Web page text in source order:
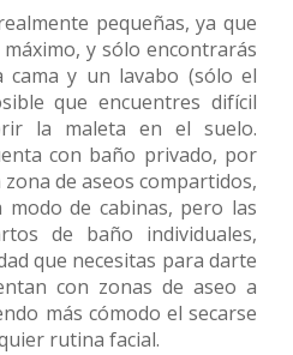
pequeñas, ya que
y sólo encontrarás
y un lavabo (sólo el
que encuentres difícil
la maleta en el suelo.
con baño privado, por
de aseos compartidos,
de cabinas, pero las
de baño individuales,
que necesitas para darte
con zonas de aseo a
más cómodo el secarse
rutina facial.